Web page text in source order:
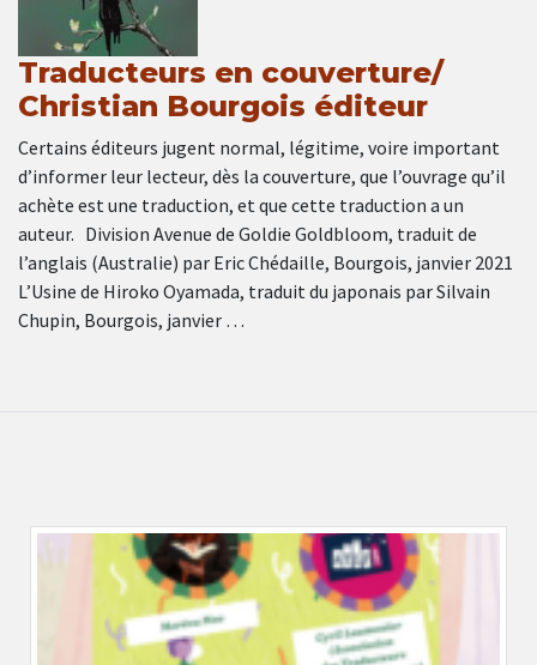
Traducteurs en couverture/
Christian Bourgois éditeur
Certains éditeurs jugent normal, légitime, voire important
d’informer leur lecteur, dès la couverture, que l’ouvrage qu’il
achète est une traduction, et que cette traduction a un
auteur. Division Avenue de Goldie Goldbloom, traduit de
l’anglais (Australie) par Eric Chédaille, Bourgois, janvier 2021
L’Usine de Hiroko Oyamada, traduit du japonais par Silvain
Chupin, Bourgois, janvier …